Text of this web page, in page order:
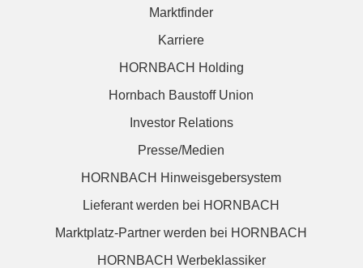
Marktfinder
Karriere
HORNBACH Holding
Hornbach Baustoff Union
Investor Relations
Presse/Medien
HORNBACH Hinweisgebersystem
Lieferant werden bei HORNBACH
Marktplatz-Partner werden bei HORNBACH
HORNBACH Werbeklassiker